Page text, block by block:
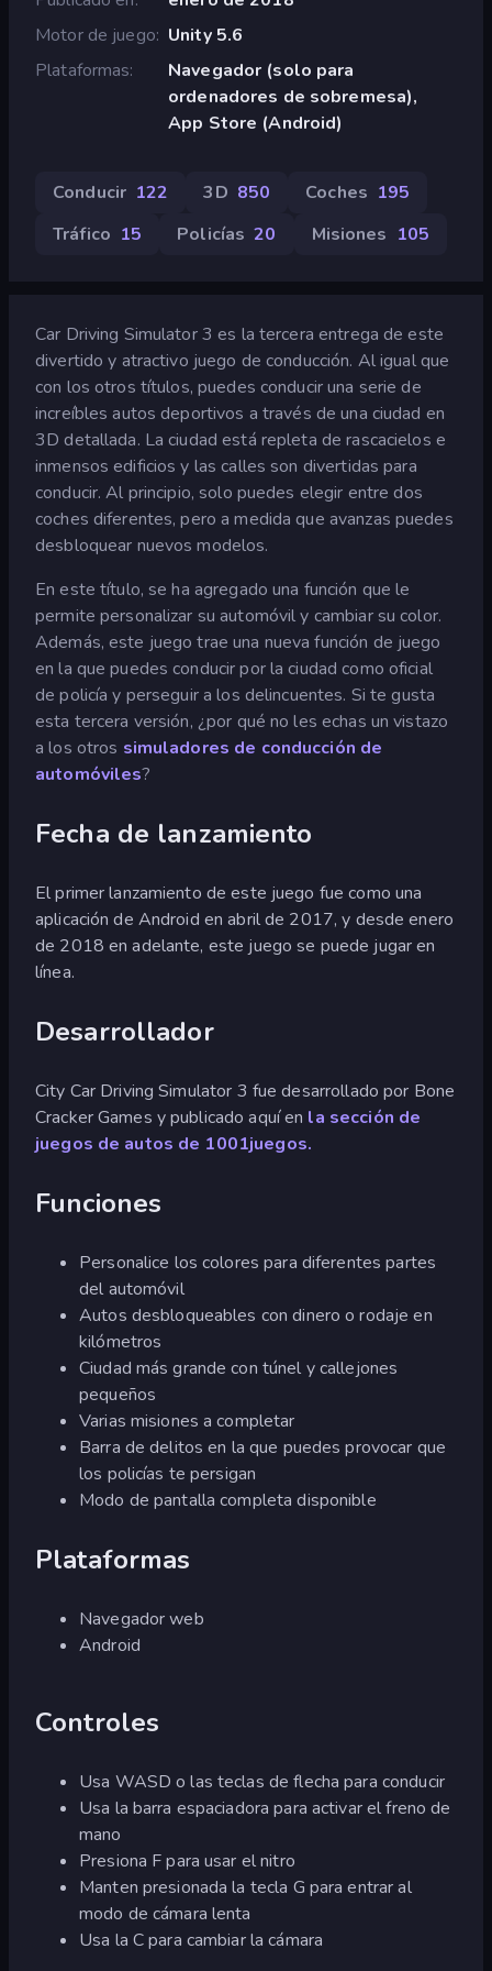
Motor de juego Unity 5.6
Plataformas
Navegador (solo para
ordenadores de sobremesa),
App Store (Android)
Conducir 122 3D 850 Coches 195
Tráfico 15 Policías 20 Misiones 105
Car Driving Simulator 3 es la tercera entrega de este
divertido y atractivo juego de conducción. Al igual que
con los otros títulos, puedes conducir una serie de
increíbles autos deportivos a través de una ciudad en
3D detallada. La ciudad está repleta de rascacielos e
inmensos edificios y las calles son divertidas para
conducir. Al principio, solo puedes elegir entre dos
coches diferentes, pero a medida que avanzas puedes
desbloquear nuevos modelos.
En este título, se ha agregado una función que le
permite personalizar su automóvil y cambiar su color.
Además, este juego trae una nueva función de juego
en la que puedes conducir por la ciudad como oficial
de policía y perseguir a los delincuentes. Si te gusta
esta tercera versión, ¿por qué no les echas un vistazo
a los otros simuladores de conducción de
automóviles?
Fecha de lanzamiento
El primer lanzamiento de este juego fue como una
aplicación de Android en abril de 2017, y desde enero
de 2018 en adelante, este juego se puede jugar en
línea.
Desarrollador
City Car Driving Simulator 3 fue desarrollado por Bone
Cracker Games y publicado aquí en la sección de
juegos de autos de 1001juegos.
Funciones
Personalice los colores para diferentes partes
del automóvil
Autos desbloqueables con dinero o rodaje en
kilómetros
Ciudad más grande con túnel y callejones
pequeños
Varias misiones a completar
Barra de delitos en la que puedes provocar que
los policías te persigan
Modo de pantalla completa disponible
Plataformas
Navegador web
Android
Controles
Usa WASD o las teclas de flecha para conducir
Usa la barra espaciadora para activar el freno de
mano
Presiona F para usar el nitro
Manten presionada la tecla G para entrar al
modo de cámara lenta
Usa la C para cambiar la cámara